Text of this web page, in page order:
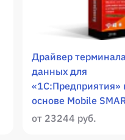
Драйвер
данных для
«1С:Предприятия»
основе Mobile
от 23244 руб.